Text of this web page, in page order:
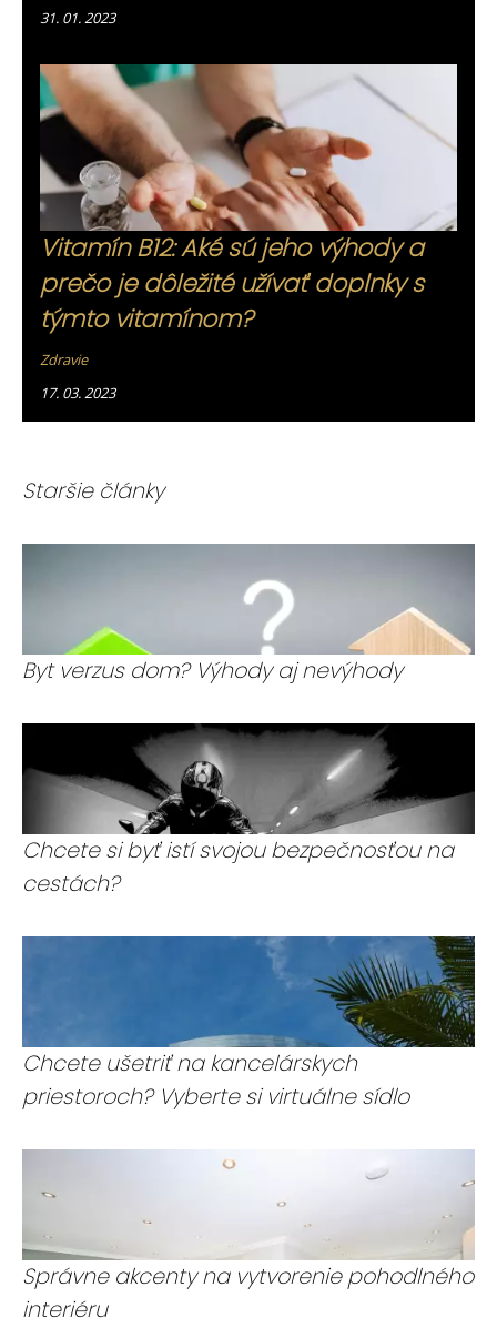
31. 01. 2023
Vitamín B12: Aké sú jeho výhody a
prečo je dôležité užívať doplnky s
týmto vitamínom?
Zdravie
17. 03. 2023
Staršie články
Byt verzus dom? Výhody aj nevýhody
Chcete si byť istí svojou bezpečnosťou na
cestách?
Chcete ušetriť na kancelárskych
priestoroch? Vyberte si virtuálne sídlo
Správne akcenty na vytvorenie pohodlného
interiéru